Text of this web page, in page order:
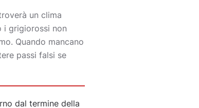
un clima
i grigiorossi non
Quando mancano
passi falsi se
dal termine della